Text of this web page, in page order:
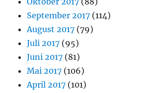
September 2017 (114)
August 2017 (79)
Juli 2017 (95)
Juni 2017 (81)
Mai 2017 (106)
April 2017 (101)